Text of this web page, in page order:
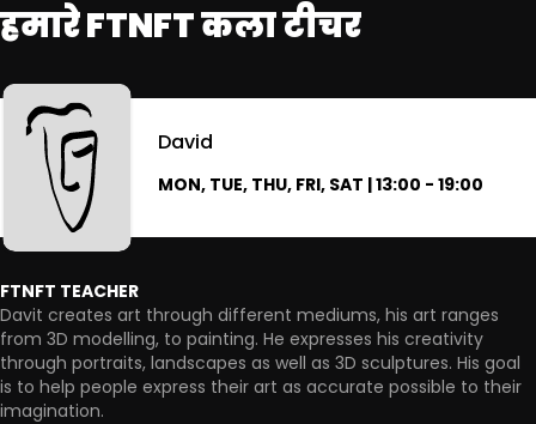
हमारे FTNFT कला टीचर
David
MON, TUE, THU, FRI, SAT | 13:00 - 19:00
FTNFT TEACHER
Davit creates art through different mediums, his art ranges
from 3D modelling, to painting. He expresses his creativity
through portraits, landscapes as well as 3D sculptures. His goal
is to help people express their art as accurate possible to their
imagination.